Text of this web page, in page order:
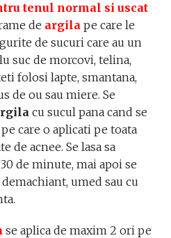
tenul normal si uscat
de argilape care le
de sucuri care au un
suc de morcovi, telina,
folosi lapte, smantana,
de ou sau miere. Se
cu sucul pana cand se
care o aplicati pe toata
de acnee. Se lasa sa
de minute, mai apoi se
umed sau cu
se aplica de maxim 2 ori pe